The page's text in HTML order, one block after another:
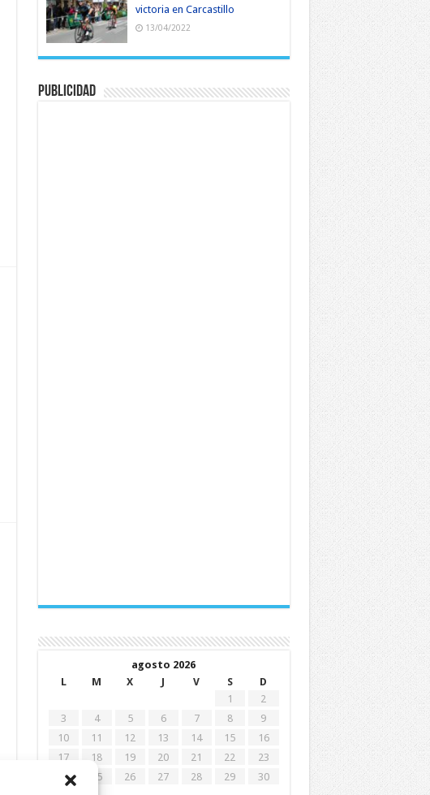
victoria en Carcastillo
13/04/2022
Publicidad
agosto 2026
L
M X J V S
D
1
2
3
4 5 6 7 8
9
10
11 12 13 14 15
16
17
18 19 20 21 22
23
24
25 26 27 28 29
30